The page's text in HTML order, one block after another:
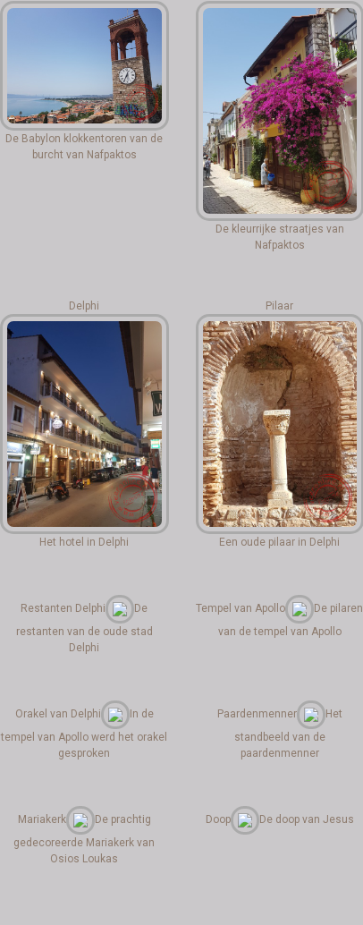
De Babylon klokkentoren van de
burcht van Nafpaktos
De kleurrijke straatjes van
Nafpaktos
Delphi
Het hotel in Delphi
Pilaar
Een oude pilaar in Delphi
Restanten Delphi
De
restanten van de oude stad
Delphi
Tempel van Apollo
De pilaren
van de tempel van Apollo
Orakel van Delphi
In de
tempel van Apollo werd het orakel
gesproken
Paardenmenner
Het
standbeeld van de
paardenmenner
Mariakerk
De prachtig
gedecoreerde Mariakerk van
Osios Loukas
Doop De doop van Jesus